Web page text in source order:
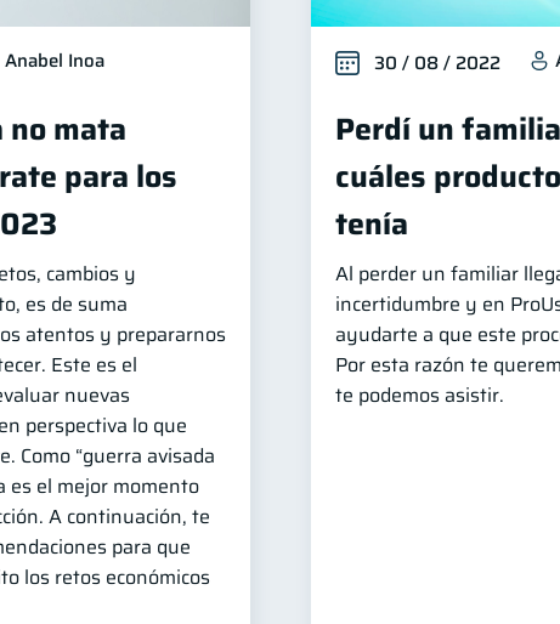
Anabel Inoa
no mata
para los
cambios y
es de suma
atentos y prepararnos
Este es el
nuevas
perspectiva lo que
Como “guerra avisada
es el mejor momento
A continuación, te
para que
los retos económicos
30 / 08 / 2022
Perdí un
cuáles
tenía
Al perder un familiar
incertidumbre y en
ayudarte a que este
Por esta razón te
te podemos asistir.